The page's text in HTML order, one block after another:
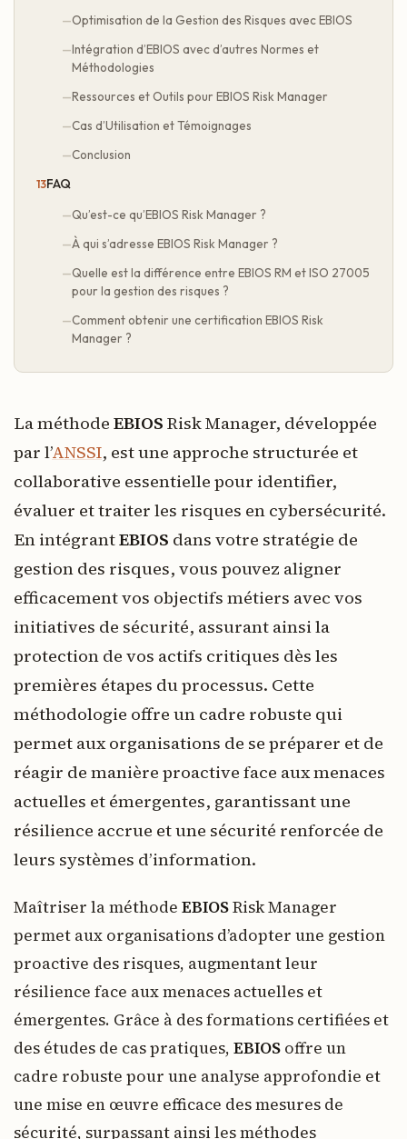
Optimisation de la Gestion des Risques avec EBIOS
Intégration d’EBIOS avec d’autres Normes et
Méthodologies
Ressources et Outils pour EBIOS Risk Manager
Cas d’Utilisation et Témoignages
Conclusion
FAQ
Qu’est-ce qu’EBIOS Risk Manager ?
À qui s’adresse EBIOS Risk Manager ?
Quelle est la différence entre EBIOS RM et ISO 27005
pour la gestion des risques ?
Comment obtenir une certification EBIOS Risk
Manager ?
La méthode EBIOS Risk Manager, développée
par l’ANSSI, est une approche structurée et
collaborative essentielle pour identifier,
évaluer et traiter les risques en cybersécurité.
En intégrantEBIOS dans votre stratégie de
gestion des risques, vous pouvez aligner
efficacement vos objectifs métiers avec vos
initiatives de sécurité, assurant ainsi la
protection de vos actifs critiques dès les
premières étapes du processus. Cette
méthodologie offre un cadre robuste qui
permet aux organisations de se préparer et de
réagir de manière proactive face aux menaces
actuelles et émergentes, garantissant une
résilience accrue et une sécurité renforcée de
leurs systèmes d’information.
Maîtriser la méthode EBIOSRisk Manager
permet aux organisations d’adopter une gestion
proactive des risques, augmentant leur
résilience face aux menaces actuelles et
émergentes. Grâce à des formations certifiées et
des études de cas pratiques, EBIOS offre un
cadre robuste pour une analyse approfondie et
une mise en œuvre efficace des mesures de
sécurité, surpassant ainsi les méthodes